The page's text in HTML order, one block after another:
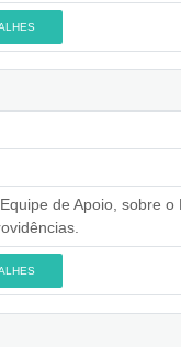
de Apoio, sobre o